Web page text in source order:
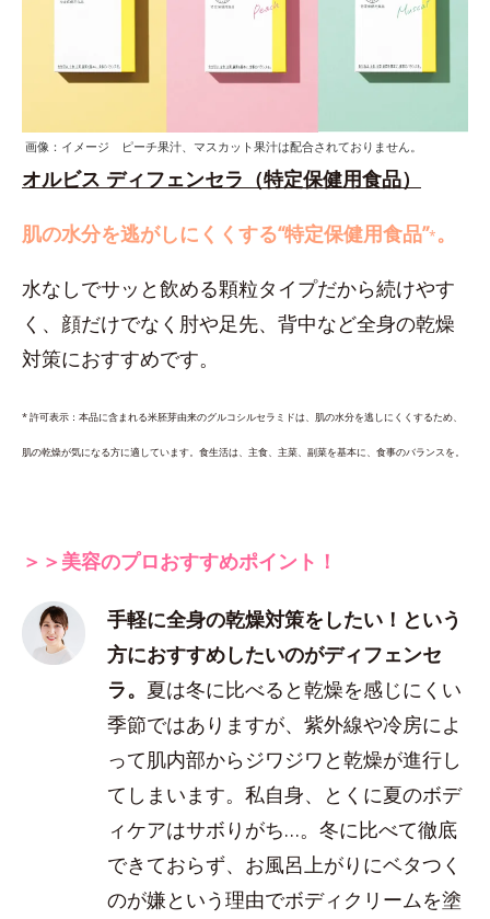
画像：イメージ ピーチ果汁、マスカット果汁は配合されておりません。
オルビス ディフェンセラ（特定保健用食品）
肌の水分を逃がしにくくする“特定保健用食品”*。
水なしでサッと飲める顆粒タイプだから続けやす
く、顔だけでなく肘や足先、背中など全身の乾燥
対策におすすめです。
* 許可表示：本品に含まれる米胚芽由来のグルコシルセラミドは、肌の水分を逃しにくくするため、
肌の乾燥が気になる方に適しています。食生活は、主食、主菜、副菜を基本に、食事のバランスを。
＞＞美容のプロおすすめポイント！
手軽に全身の乾燥対策をしたい！という
方におすすめしたいのがディフェンセ
ラ。 夏は冬に比べると乾燥を感じにくい
季節ではありますが、紫外線や冷房によ
って肌内部からジワジワと乾燥が進行し
てしまいます。私自身、とくに夏のボデ
ィケアはサボりがち…。冬に比べて徹底
できておらず、お風呂上がりにベタつく
のが嫌という理由でボディクリームを塗